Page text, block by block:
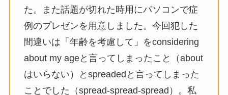
た。また話題が切れた時用にパソコンで症
例のプレゼンを用意しました。今回犯した
間違いは「年齢を考慮して」をconsidering
about my ageと言ってしまったこと（about
はいらない）とspreadedと言ってしまった
ことでした（spread-spread-spread）。私